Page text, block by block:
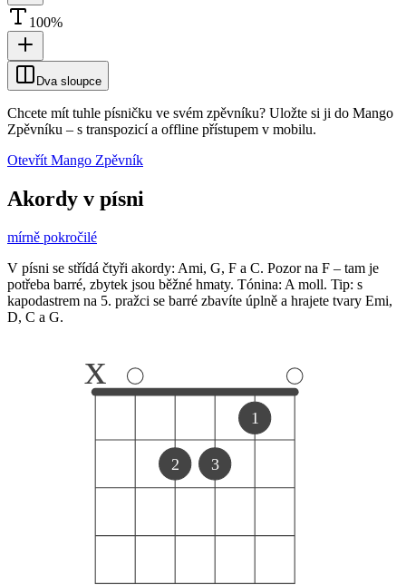
100%
Dva sloupce
Chcete mít tuhle písničku ve svém zpěvníku? Uložte si ji do Mango
Zpěvníku – s transpozicí a offline přístupem v mobilu.
Otevřít Mango Zpěvník
Akordy v písni
mírně pokročilé
V písni se střídá čtyři akordy: Ami, G, F a C. Pozor na F – tam je
potřeba barré, zbytek jsou běžné hmaty. Tónina: A moll. Tip: s
kapodastrem na 5. pražci se barré zbavíte úplně a hrajete tvary Emi,
D, C a G.
x
2 3
1